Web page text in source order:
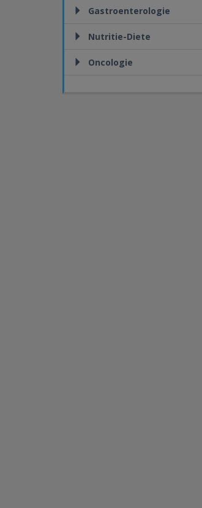
Gastroenterologie
Nutritie-Diete
Oncologie